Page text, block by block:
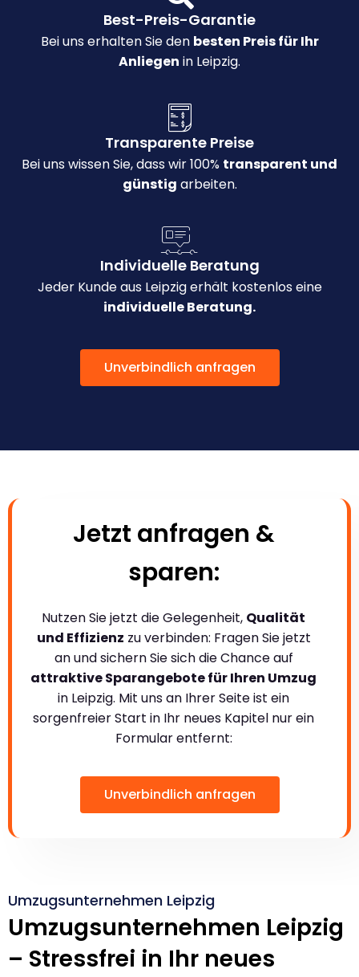
Best-Preis-Garantie
Bei uns erhalten Sie den besten Preis für Ihr
Anliegen in Leipzig.
Transparente Preise
Bei uns wissen Sie, dass wir 100% transparent und
günstig arbeiten.
Individuelle Beratung
Jeder Kunde aus Leipzig erhält kostenlos eine
individuelle Beratung.
Unverbindlich anfragen
Jetzt anfragen &
sparen:
Nutzen Sie jetzt die Gelegenheit, Qualität
und Effizienz zu verbinden: Fragen Sie jetzt
an und sichern Sie sich die Chance auf
attraktive Sparangebote für Ihren Umzug
in Leipzig. Mit uns an Ihrer Seite ist ein
sorgenfreier Start in Ihr neues Kapitel nur ein
Formular entfernt:
Unverbindlich anfragen
Umzugsunternehmen Leipzig
Umzugsunternehmen Leipzig
– Stressfrei in Ihr neues